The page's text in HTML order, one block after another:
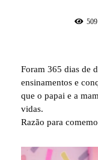
509
Foram 365 dias de
ensinamentos e
que o papai e a
vidas.
Razão para